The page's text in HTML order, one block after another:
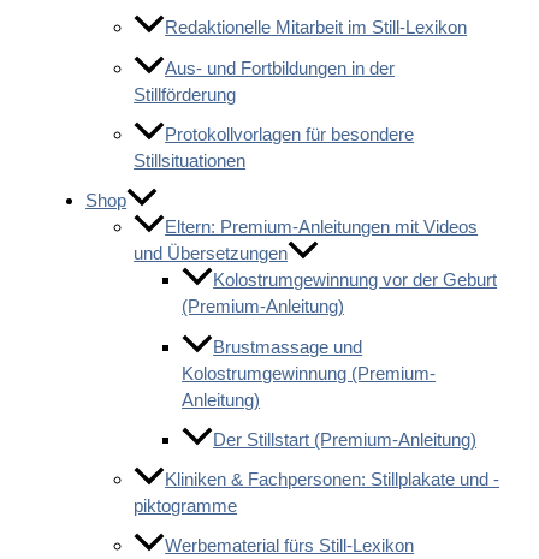
Redaktionelle Mitarbeit im Still-Lexikon
Aus- und Fortbildungen in der
Stillförderung
Protokollvorlagen für besondere
Stillsituationen
Shop
Eltern: Premium-Anleitungen mit Videos
und Übersetzungen
Kolostrumgewinnung vor der Geburt
(Premium-Anleitung)
Brustmassage und
Kolostrumgewinnung (Premium-
Anleitung)
Der Stillstart (Premium-Anleitung)
Kliniken & Fachpersonen: Stillplakate und -
piktogramme
Werbematerial fürs Still-Lexikon